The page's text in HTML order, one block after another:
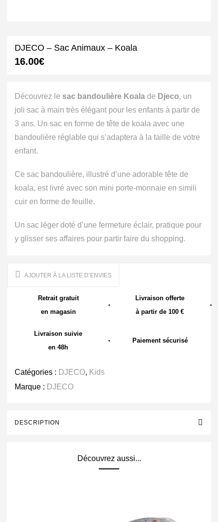
DJECO – Sac Animaux – Koala
16.00€
Découvrez le sac bandoulière Koala de Djeco, un
joli sac à main très élégant pour les enfants à partir de
3 ans. Un sac en forme de tête de koala avec une
bandoulière réglable qui s’adaptera à la taille de votre
enfant.
Ce sac bandoulière, illustré d’une adorable tête de
koala, est livré avec son mini porte-monnaie en simili
cuir en forme de feuille.
Un sac léger doté d’une fermeture éclair, pratique pour
y glisser ses affaires pour partir faire du shopping.
AJOUTER À LA LISTE D’ENVIES
Retrait gratuit
en magasin
Livraison offerte
à partir de 100 €
Livraison suivie
en 48h
Paiement sécurisé
Catégories : DJECO, Kids
Marque : DJECO
DESCRIPTION
Découvrez aussi...